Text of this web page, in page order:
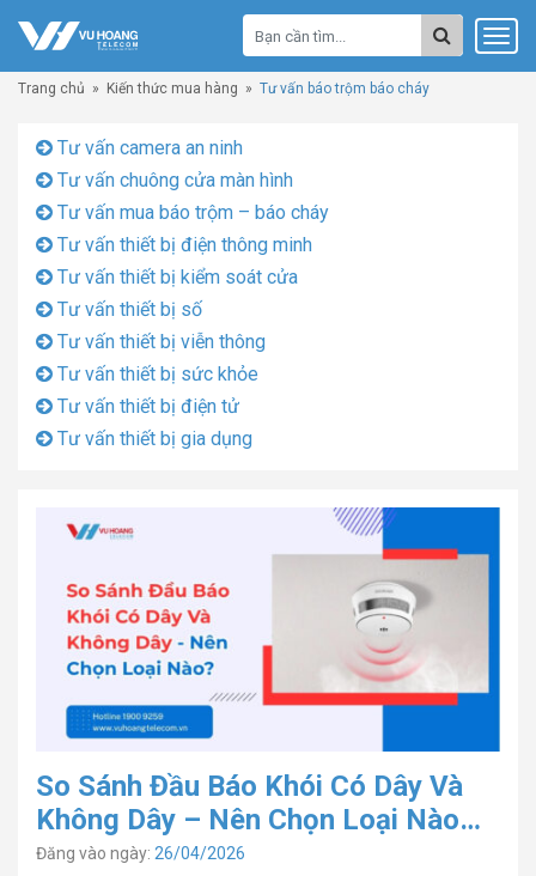
Trang chủ » Kiến thức mua hàng » Tư vấn báo trộm báo cháy
Tư vấn camera an ninh
Tư vấn chuông cửa màn hình
Tư vấn mua báo trộm – báo cháy
Tư vấn thiết bị điện thông minh
Tư vấn thiết bị kiểm soát cửa
Tư vấn thiết bị số
Tư vấn thiết bị viễn thông
Tư vấn thiết bị sức khỏe
Tư vấn thiết bị điện tử
Tư vấn thiết bị gia dụng
So Sánh Đầu Báo Khói Có Dây Và
Không Dây – Nên Chọn Loại Nào
Cho Đúng?
Đăng vào ngày: 26/04/2026